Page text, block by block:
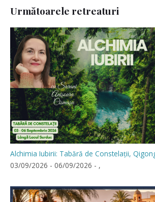
Următoarele retreaturi
Alchimia Iubirii: Tabără de Constelații,
03/09/2026 - 06/09/2026 - ,